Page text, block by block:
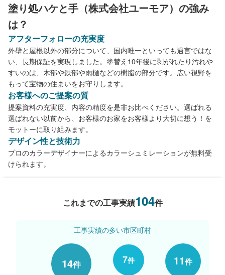
塗り処ハケと手（株式会社ユーモア）の強み
は？
アフターフォローの充実度
外壁と屋根以外の部分について、国内唯一といっても過言ではな
い、長期保証を実現しました。塗替え10年後に剥がれたり汚れや
すいのは、木部や鉄部や雨樋などの樹脂の部分です。広い視野を
もって宝物の住まいをお守りします。
お客様へのご提案の質
提案資料の充実度、内容の精度を是非お比べください。選ばれる
選ばれない以前から、お客様のお家をお客様より大切に想う！を
モットーに取り組みます。
デザイン性と技術力
プロのカラーデザイナーによるカラーシュミレーションが無料受
けられます。
これまでの工事実績104件
14件 11件
7件
工事実績の多い市区町村